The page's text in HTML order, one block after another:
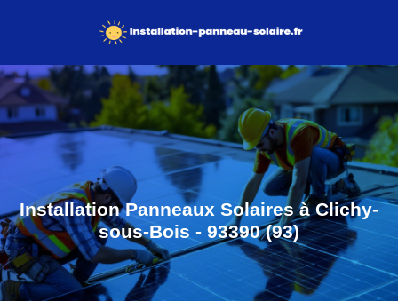
Installation Panneaux Solaires à Clichy-
sous-Bois - 93390 (93)